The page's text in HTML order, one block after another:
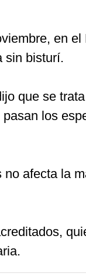
en
sin bisturí.
que se
los
afecta la